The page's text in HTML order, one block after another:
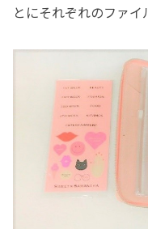
とにそれぞれのファイ